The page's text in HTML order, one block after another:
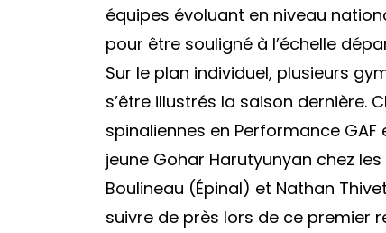
équipes évoluant en niveau
pour être souligné à l’échelle
Sur le plan individuel, plusieurs
s’être illustrés la saison dernière.
spinaliennes en Performance
jeune Gohar Harutyunyan chez
Boulineau (Épinal) et Nathan
suivre de près lors de ce premier